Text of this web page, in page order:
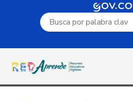
Campo de búsqueda por